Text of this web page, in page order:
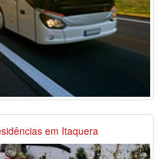
em Itaquera